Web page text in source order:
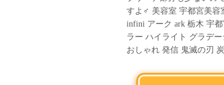
すよ‍♂️ 美容室 宇都宮美容
infini アーク ark 栃木 宇
ラー ハイライト グラデ
おしゃれ 発信 鬼滅の刃